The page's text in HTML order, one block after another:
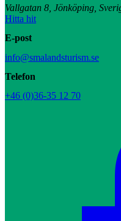
Vallgatan 8, Jönköping,
Hitta hit
E-post
info@smalandsturism.se
Telefon
+46 (0)36-35 12 70